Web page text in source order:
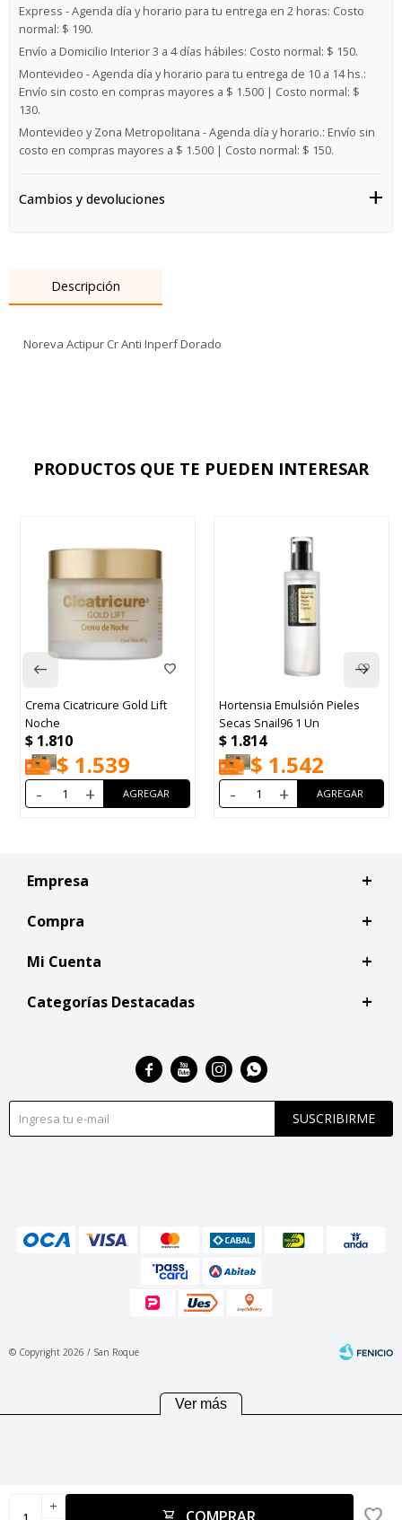
add
Express - Agenda día y horario para tu entrega en 2 horas: Costo
normal: $ 190.
Envío a Domicilio Interior 3 a 4 días hábiles: Costo normal: $ 150.
Montevideo - Agenda día y horario para tu entrega de 10 a 14 hs.:
Envío sin costo en compras mayores a $ 1.500 | Costo normal: $
130.
Montevideo y Zona Metropolitana - Agenda día y horario.: Envío sin
costo en compras mayores a $ 1.500 | Costo normal: $ 150.
Cambios y devoluciones
Descripción
Noreva Actipur Cr Anti Inperf Dorado
PRODUCTOS QUE TE PUEDEN INTERESAR
Crema Cicatricure Gold Lift
Noche
$ 1.810
$ 1.539
- +
Hortensia Emulsión Pieles
Secas Snail96 1 Un
$ 1.814
$ 1.542
- +
Empresa
Compra
Mi Cuenta
Categorías Destacadas
SUSCRIBIRME
   
© Copyright 2026 / San Roque
Ver más